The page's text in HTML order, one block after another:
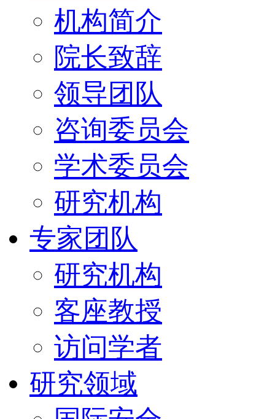
机构简介
院长致辞
领导团队
咨询委员会
学术委员会
研究机构
专家团队
研究机构
客座教授
访问学者
研究领域